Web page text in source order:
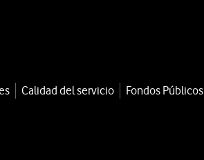
Calidad del servicio Fondos Públicos